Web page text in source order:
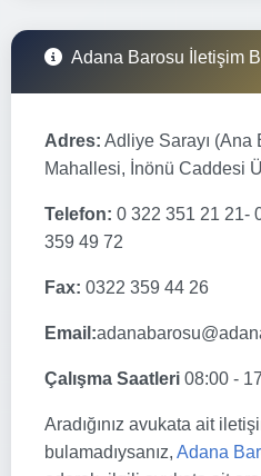
Adana Barosu İletişim
Adres: Adliye Sarayı (Ana
Mahallesi, İnönü Caddesi
Telefon: 0 322 351 21 21-
359 49 72
Fax: 0322 359 44 26
Email:
Çalışma Saatleri 08:00 -
Aradığınız avukata ait
bulamadıysanız, Adana